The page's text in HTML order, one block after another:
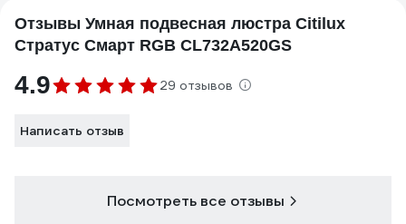
Отзывы Умная подвесная люстра Citilux
Стратус Смарт RGB CL732A520GS
4.9 29 отзывов
Написать отзыв
Посмотреть все отзывы